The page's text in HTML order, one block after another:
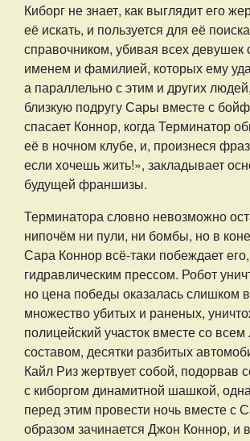
Киборг не знает, как выглядит его
её искать, и пользуется для её
справочником, убивая всех девушек
именем и фамилией, которых ему
а параллельно с этим и других
близкую подругу Сары вместе с
спасает Коннор, когда Терминатор
её в ночном клубе, и, произнеся
если хочешь жить!», закладывает
будущей франшизы.
Терминатора словно невозможно
нипочём ни пули, ни бомбы, но в
Сара Коннор всё-таки побеждает
гидравлическим прессом. Робот
но цена победы оказалась слишком
множество убитых и раненых,
полицейский участок вместе со
составом, десятки разбитых
Кайл Риз жертвует собой, подорвав
с киборгом динамитной шашкой,
перед этим провести ночь вместе с
образом зачинается Джон Коннор, и